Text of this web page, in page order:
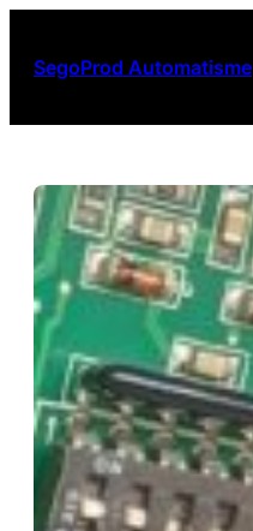
contenu
SegoProd Automatisme